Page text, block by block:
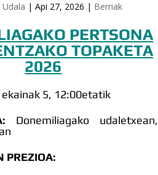
|Api 27, 2026 | Berriak
PERTSONA
TOPAKETA
2026
ekainak 5, 12:00etatik
Donemiliagako udaletxean,
PREZIOA: